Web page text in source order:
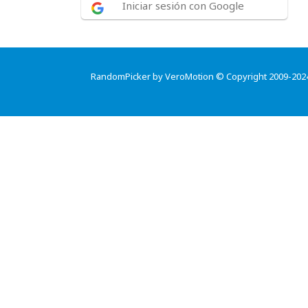
Iniciar sesión con Google
RandomPicker by VeroMotion © Copyright 2009-